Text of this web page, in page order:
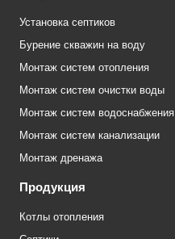
Установка септиков
Бурение скважин на воду
Монтаж систем отопления
Монтаж систем очистки воды
Монтаж систем водоснабжения
Монтаж систем канализации
Монтаж дренажа
Продукция
Котлы отопления